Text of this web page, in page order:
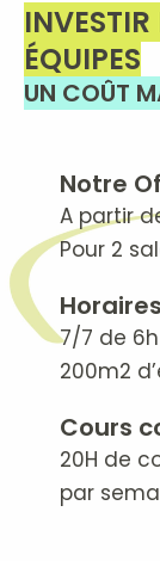
ÉQUIPES
UN COÛT
Notre
A partir
Pour 2
7/7 de
200m2
Cours
20H de
par